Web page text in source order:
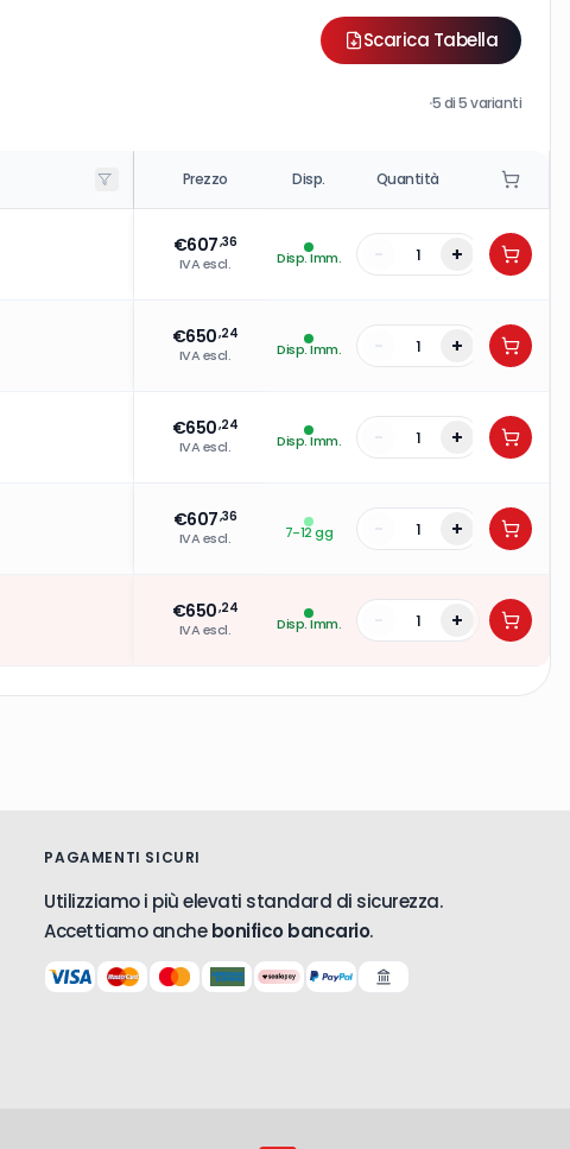
Scarica Tabella
·5di5varianti
Prezzo Disp. Quantità
€607,36
IVA escl. Disp. Imm. - +
€650,24
IVA escl. Disp. Imm. - +
€650,24
IVA escl. Disp. Imm. - +
€607,36
IVA escl. 7-12 gg - +
€650,24
IVA escl. Disp. Imm. - +
PAGAMENTI SICURI
Utilizziamo i più elevati standard di sicurezza.
Accettiamo anchebonifico bancario.